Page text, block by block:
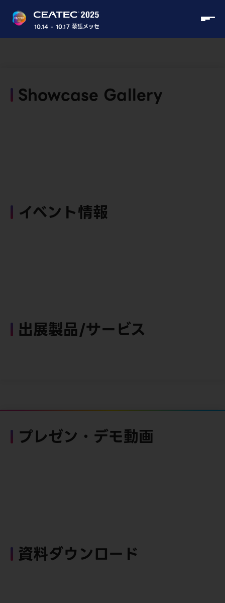
10.14 - 10.17 幕張メッセ
Showcase Gallery
イベント情報
出展製品/サービス
プレゼン・デモ動画
資料ダウンロード